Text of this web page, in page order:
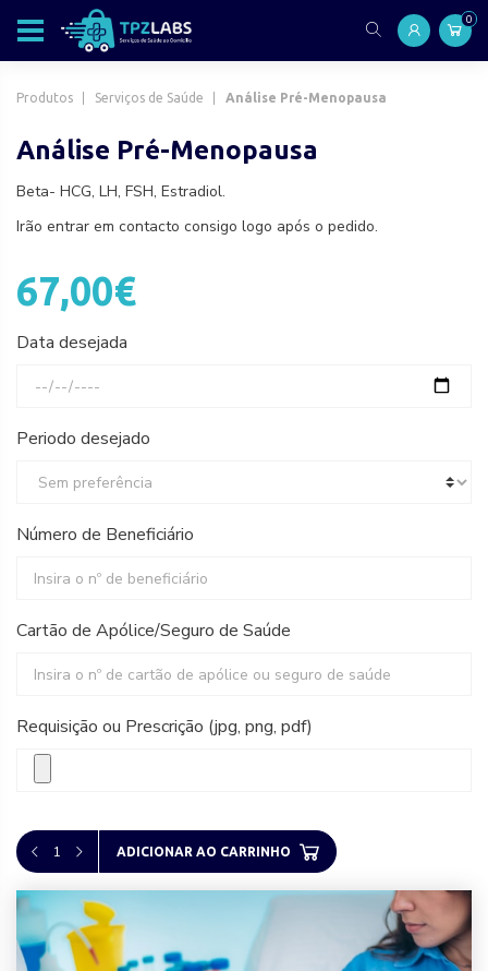
0
Produtos Serviços de Saúde Análise Pré-Menopausa
Análise Pré-Menopausa
Beta- HCG, LH, FSH, Estradiol.
Irão entrar em contacto consigo logo após o pedido.
67,00€
Data desejada
Periodo desejado
Número de Beneficiário
Cartão de Apólice/Seguro de Saúde
Requisição ou Prescrição (jpg, png, pdf)
1 ADICIONAR AO CARRINHO